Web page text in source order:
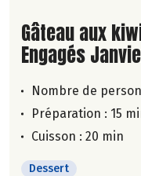
Lire la suite
Gâteau aux
Engagés
Nombre de
Préparation : 15
Cuisson : 20 min
Dessert